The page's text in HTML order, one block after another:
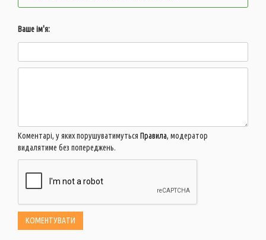
Ваше ім'я:
Коментарі, у яких порушуватимуться Правила, модератор
видалятиме без попереджень.